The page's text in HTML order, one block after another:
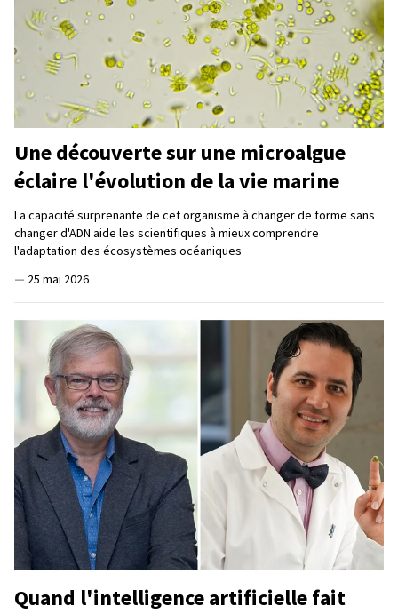
Une découverte sur une microalgue
éclaire l'évolution de la vie marine
La capacité surprenante de cet organisme à changer de forme sans
changer d'ADN aide les scientifiques à mieux comprendre
l'adaptation des écosystèmes océaniques
— 25 mai 2026
Quand l'intelligence artificielle fait